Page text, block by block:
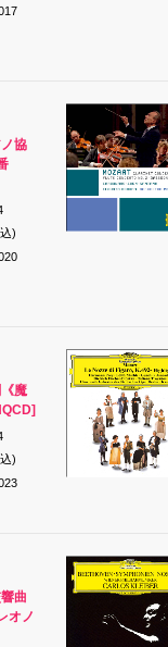
協
)
魔
)
曲
オノ